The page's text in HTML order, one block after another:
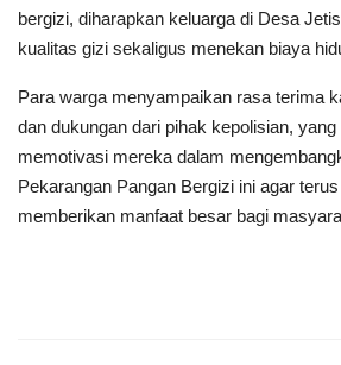
bergizi, diharapkan keluarga di Desa
kualitas gizi sekaligus menekan biaya
Para warga menyampaikan rasa terima
dan dukungan dari pihak kepolisian, yang
memotivasi mereka dalam
Pekarangan Pangan Bergizi ini agar
memberikan manfaat besar bagi